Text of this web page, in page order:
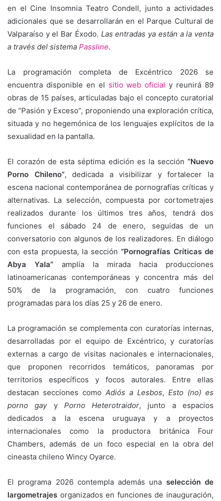
en el Cine Insomnia Teatro Condell, junto a actividades
adicionales que se desarrollarán en el Parque Cultural de
Valparaíso y el Bar Éxodo. Las entradas ya están a la venta
a través del sistema Passline.
La programación completa de Excéntrico 2026 se
encuentra disponible en el sitio web oficial y reunirá 89
obras de 15 países, articuladas bajo el concepto curatorial
de “Pasión y Exceso”, proponiendo una exploración crítica,
situada y no hegemónica de los lenguajes explícitos de la
sexualidad en la pantalla.
El corazón de esta séptima edición es la sección “Nuevo
Porno Chileno”, dedicada a visibilizar y fortalecer la
escena nacional contemporánea de pornografías críticas y
alternativas. La selección, compuesta por cortometrajes
realizados durante los últimos tres años, tendrá dos
funciones el sábado 24 de enero, seguidas de un
conversatorio con algunos de los realizadores. En diálogo
con esta propuesta, la sección“Pornografías Críticas de
Abya Yala” amplía la mirada hacia producciones
latinoamericanas contemporáneas y concentra más del
50% de la programación, con cuatro funciones
programadas para los días 25 y 26 de enero.
La programación se complementa con curatorías internas,
desarrolladas por el equipo de Excéntrico, y curatorías
externas a cargo de visitas nacionales e internacionales,
que proponen recorridos temáticos, panoramas por
territorios específicos y focos autorales. Entre ellas
destacan secciones como Adiós a Lesbos, Esto (no) es
porno gay y Porno Heterotraidor, junto a espacios
dedicados a la escena uruguaya y a proyectos
internacionales como la productora británica Four
Chambers, además de un foco especial en la obra del
cineasta chileno Wincy Oyarce.
El programa 2026 contempla además una selección de
largometrajes organizados en funciones de inauguración,